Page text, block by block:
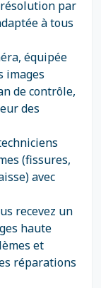
par
à tous
équipée
images
de contrôle,
des
(fissures,
avec
recevez un
haute
et
réparations